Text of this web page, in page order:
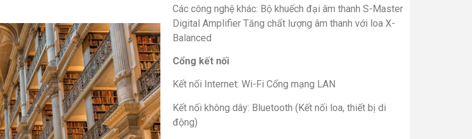
Các công nghệ khác: Bộ khuếch đại âm thanh S-Master
Digital Amplifier Tăng chất lượng âm thanh với loa X-
Balanced
Cổng kết nối
Kết nối Internet: Wi-Fi Cổng mạng LAN
Kết nối không dây: Bluetooth (Kết nối loa, thiết bị di
động)